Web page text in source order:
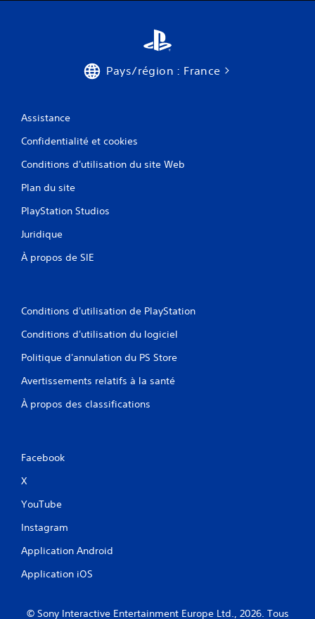
Pays/région : France
Assistance
Confidentialité et cookies
Conditions d'utilisation du site Web
Plan du site
PlayStation Studios
Juridique
À propos de SIE
Conditions d'utilisation de PlayStation
Conditions d'utilisation du logiciel
Politique d'annulation du PS Store
Avertissements relatifs à la santé
À propos des classifications
Facebook
X
YouTube
Instagram
Application Android
Application iOS
© Sony Interactive Entertainment Europe Ltd., 2026. Tous